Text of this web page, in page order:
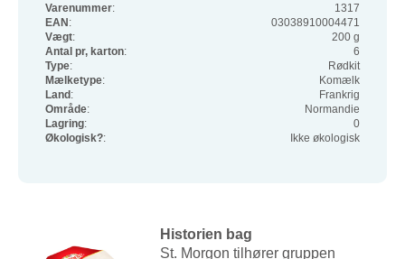
Historien bag
St. Morgon tilhører gruppen
Varenummer:
1317
EAN:
03038910004471
Vægt:
200 g
Antal pr, karton:
6
Type:
Rødkit
Mælketype:
Komælk
Land:
Frankrig
Område:
Normandie
Lagring:
0
Økologisk?: Ikke økologisk